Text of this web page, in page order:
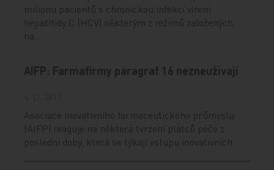
milionu pacientů s chronickou infekcí virem
hepatitidy C (HCV) některým z režimů založených
na…
AIFP: Farmafirmy paragraf 16 nezneužívají
Asociace inovativního farmaceutického průmyslu
(AIFP) reaguje na některá tvrzení plátců péče z
poslední doby, která se týkají vstupu inovativních…